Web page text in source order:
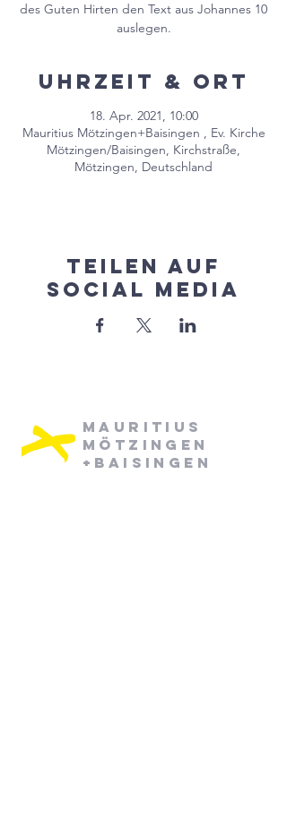
des Guten Hirten den Text aus Johannes 10
auslegen.
Uhrzeit & Ort
18. Apr. 2021, 10:00
Mauritius Mötzingen+Baisingen , Ev. Kirche
Mötzingen/Baisingen, Kirchstraße,
Mötzingen, Deutschland
Teilen auf
Social Media
Mauritius
Mötzingen
+Baisingen